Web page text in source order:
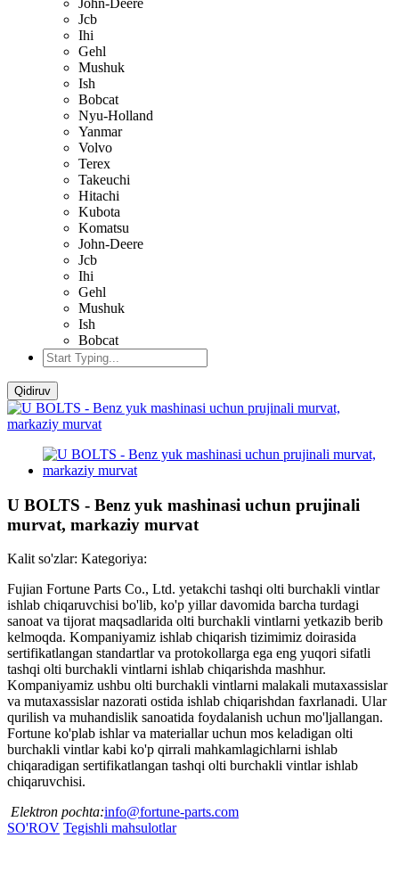
John-Deere
Jcb
Ihi
Gehl
Mushuk
Ish
Bobcat
Nyu-Holland
Yanmar
Volvo
Terex
Takeuchi
Hitachi
Kubota
Komatsu
John-Deere
Jcb
Ihi
Gehl
Mushuk
Ish
Bobcat
Qidiruv
U BOLTS - Benz yuk mashinasi uchun prujinali
murvat, markaziy murvat
Kalit so'zlar: Kategoriya:
Fujian Fortune Parts Co., Ltd. yetakchi tashqi olti burchakli vintlar
ishlab chiqaruvchisi bo'lib, ko'p yillar davomida barcha turdagi
sanoat va tijorat maqsadlarida olti burchakli vintlarni yetkazib berib
kelmoqda. Kompaniyamiz ishlab chiqarish tizimimiz doirasida
sertifikatlangan standartlar va protokollarga ega eng yuqori sifatli
tashqi olti burchakli vintlarni ishlab chiqarishda mashhur.
Kompaniyamiz ushbu olti burchakli vintlarni malakali mutaxassislar
va mutaxassislar nazorati ostida ishlab chiqarishdan faxrlanadi. Ular
qurilish va muhandislik sanoatida foydalanish uchun mo'ljallangan.
Fortune ko'plab ishlar va materiallar uchun mos keladigan olti
burchakli vintlar kabi ko'p qirrali mahkamlagichlarni ishlab
chiqaradigan sertifikatlangan tashqi olti burchakli vintlar ishlab
chiqaruvchisi.
Elektron pochta:info@fortune-parts.com
SO'ROV Tegishli mahsulotlar